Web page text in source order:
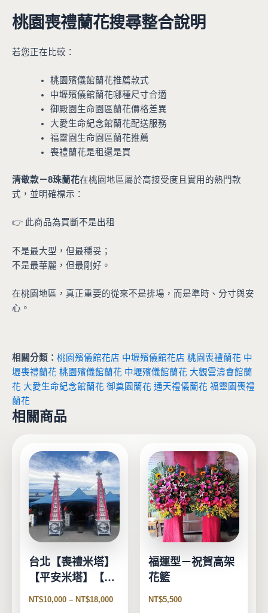
桃園喪禮蘭花搜尋整合說明
若您正在比較：
桃園殯儀館蘭花推薦款式
中壢殯儀館蘭花哪種尺寸合適
御殿園生命園區蘭花價格差異
大愛生命紀念館蘭花配送服務
福靈園生命園區蘭花推薦
喪禮蘭花是租還是買
清敬款－8珠蘭花在桃園地區屬於高接受度且實用的熱門款
式，並明確標示：
👉 此商品為買斷不是出租
不是最大型，但最穩妥；
不是最華麗，但最剛好。
在桃園地區，真正重要的從來不是排場，而是準時、分寸與安
心。
相關分類： 桃園殯儀館花店 中壢殯儀館花店 桃園喪禮蘭花 中
壢喪禮蘭花 桃園殯儀館蘭花 中壢殯儀館蘭花 大觀雲濤會館蘭
花 大愛生命紀念館蘭花 御奠園蘭花 通天禮儀蘭花 福靈園喪禮
蘭花
相關商品
台北【喪禮米塔】
【平安米塔】【告
別式米塔】
NT$10,000 – NT$18,000
此
產
品
有
多
種
款
可
福運型－祝賀高架
花籃
NT$5,500